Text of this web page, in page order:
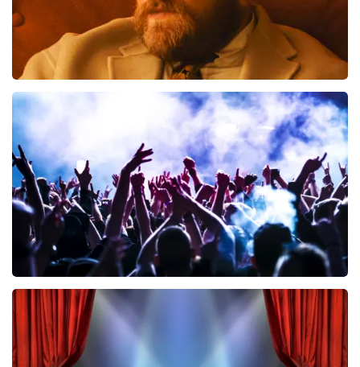
Teddy Swims
BESTEL NU
Megadeth
322 laatste 30 minuten
BESTEL NU